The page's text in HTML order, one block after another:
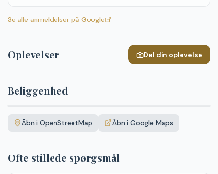
Se alle anmeldelser på Google
Oplevelser Del din oplevelse
Beliggenhed
+Åbn i OpenStreetMap Åbn i Google Maps
Ofte stillede spørgsmål